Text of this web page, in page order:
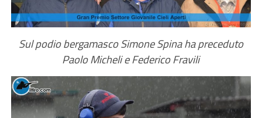
Sul podio bergamasco Simone Spina ha preceduto
Paolo Micheli e Federico Fravili